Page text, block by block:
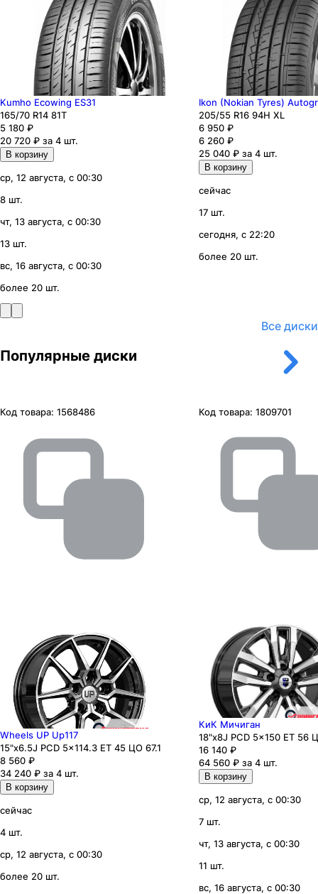
Kumho Ecowing ES31
165/70 R14 81T
5 180 ₽
20 720 ₽ за 4 шт.
В корзину
ср, 12 августа, с 00:30
8 шт.
чт, 13 августа, с 00:30
13 шт.
вс, 16 августа, с 00:30
более 20 шт.
Ikon (Nokian Tyres)
205/55 R16 94H XL
6 950 ₽
6 260 ₽
25 040 ₽ за 4 шт.
В корзину
сейчас
17 шт.
сегодня, с 22:20
более 20 шт.
Популярные диски
Все диски
Код товара: 1568486
Wheels UP Up117
15"x6.5J PCD 5x114.3 ЕТ 45 ЦО 67.1
8 560 ₽
34 240 ₽ за 4 шт.
В корзину
сейчас
4 шт.
ср, 12 августа, с 00:30
более 20 шт.
Код товара: 1809701
КиК Мичиган
18"x8J PCD 5x150 ЕТ 56
16 140 ₽
64 560 ₽ за 4 шт.
В корзину
ср, 12 августа, с 00:30
7 шт.
чт, 13 августа, с 00:30
11 шт.
вс, 16 августа, с 00:30